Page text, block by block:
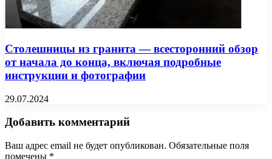
Столешницы из гранита — всесторонний обзор
от начала до конца, включая подробные
инструкции и фотографии
29.07.2024
Добавить комментарий
Ваш адрес email не будет опубликован. Обязательные поля
помечены *